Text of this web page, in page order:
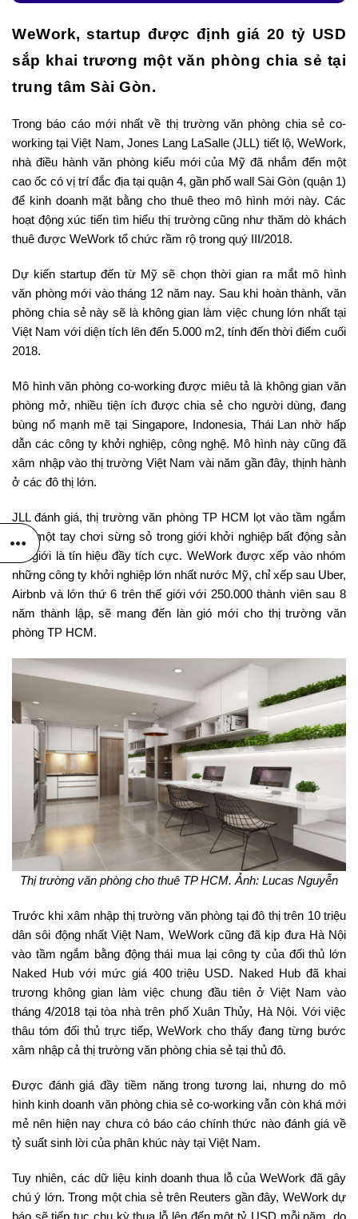
WeWork, startup được định giá 20 tỷ USD
sắp khai trương một văn phòng chia sẻ tại
trung tâm Sài Gòn.
Trong báo cáo mới nhất về thị trường văn phòng chia sẻ co-
working tại Việt Nam, Jones Lang LaSalle (JLL) tiết lộ, WeWork,
nhà điều hành văn phòng kiểu mới của Mỹ đã nhắm đến một
cao ốc có vị trí đắc địa tại quận 4, gần phố wall Sài Gòn (quận 1)
để kinh doanh mặt bằng cho thuê theo mô hình mới này. Các
hoạt động xúc tiến tìm hiểu thị trường cũng như thăm dò khách
thuê được WeWork tổ chức rầm rộ trong quý III/2018.
Dự kiến startup đến từ Mỹ sẽ chọn thời gian ra mắt mô hình
văn phòng mới vào tháng 12 năm nay. Sau khi hoàn thành, văn
phòng chia sẻ này sẽ là không gian làm việc chung lớn nhất tại
Việt Nam với diện tích lên đến 5.000 m2, tính đến thời điểm cuối
2018.
Mô hình văn phòng co-working được miêu tả là không gian văn
phòng mở, nhiều tiện ích được chia sẻ cho người dùng, đang
bùng nổ mạnh mẽ tại Singapore, Indonesia, Thái Lan nhờ hấp
dẫn các công ty khởi nghiệp, công nghệ. Mô hình này cũng đã
xâm nhập vào thị trường Việt Nam vài năm gần đây, thịnh hành
ở các đô thị lớn.
JLL đánh giá, thị trường văn phòng TP HCM lọt vào tầm ngắm
của một tay chơi sừng sỏ trong giới khởi nghiệp bất động sản
thế giới là tín hiệu đầy tích cực. WeWork được xếp vào nhóm
những công ty khởi nghiệp lớn nhất nước Mỹ, chỉ xếp sau Uber,
Airbnb và lớn thứ 6 trên thế giới với 250.000 thành viên sau 8
năm thành lập, sẽ mang đến làn gió mới cho thị trường văn
phòng TP HCM.
Thị trường văn phòng cho thuê TP HCM. Ảnh: Lucas Nguyễn
Trước khi xâm nhập thị trường văn phòng tại đô thị trên 10 triệu
dân sôi động nhất Việt Nam, WeWork cũng đã kịp đưa Hà Nội
vào tầm ngắm bằng động thái mua lại công ty của đối thủ lớn
Naked Hub với mức giá 400 triệu USD. Naked Hub đã khai
trương không gian làm việc chung đầu tiên ở Việt Nam vào
tháng 4/2018 tại tòa nhà trên phố Xuân Thủy, Hà Nội. Với việc
thâu tóm đối thủ trực tiếp, WeWork cho thấy đang từng bước
xâm nhập cả thị trường văn phòng chia sẻ tại thủ đô.
Được đánh giá đầy tiềm năng trong tương lai, nhưng do mô
hình kinh doanh văn phòng chia sẻ co-working vẫn còn khá mới
mẻ nên hiện nay chưa có báo cáo chính thức nào đánh giá về
tỷ suất sinh lời của phân khúc này tại Việt Nam.
Tuy nhiên, các dữ liệu kinh doanh thua lỗ của WeWork đã gây
chú ý lớn. Trong một chia sẻ trên Reuters gần đây, WeWork dự
báo sẽ tiếp tục chu kỳ thua lỗ lên đến một tỷ USD mỗi năm, do